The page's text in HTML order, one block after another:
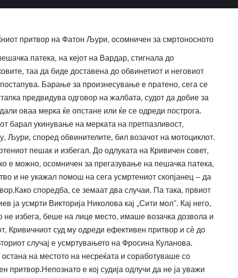
притвор на Фатон Љури, осомничен за смртоносното
патека, на кејот на Вардар, стигнала до
таа да биде доставена до обвинетиот и неговиот
Барање за произнесување е пратено, сега се
предвидува одговор на жалбата, судот да добие за
оваа мерка ќе опстане или ќе се одреди построга.
барал укинување на мерката на претпазливост,
Љури, според обвинителите, бил возачот на мотоциклот.
пешак и избегал. До одлуката на Кривичен совет,
е можно, осомничен за прегазување на пешачка патека,
и не укажал помош на сега усмртениот скопјанец – да
споредба, се земаат два случаи. Па така, првиот
ја усмрти Викторија Николова кај „Сити мол“. Кај него,
не избега, беше на лице место, имаше возачка дозвола и
Кривичниот суд му одреди ефективен притвор и сѐ до
случај е усмртувањето на Фросина Куланова.
на местото на несреќата и соработуваше со
притвор.Непознато е кој судија одлучи да не ја уважи